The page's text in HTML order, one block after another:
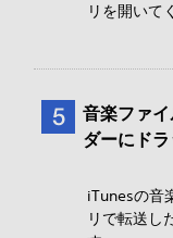
リを開いて
音楽ファ
ダーにド
iTunesの音
リで転送し